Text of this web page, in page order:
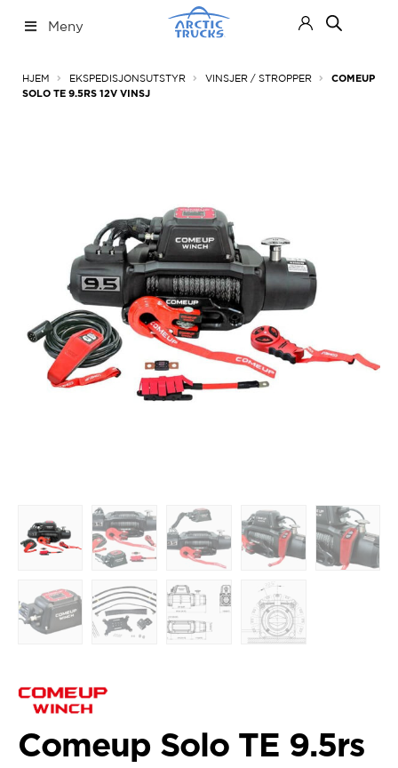
til
til
Meny
ut
HJEM EKSPEDISJONSUTSTYR VINSJER / STROPPER
COMEUP
SOLO TE 9.5RS 12V VINSJ
Comeup Solo TE 9.5rs